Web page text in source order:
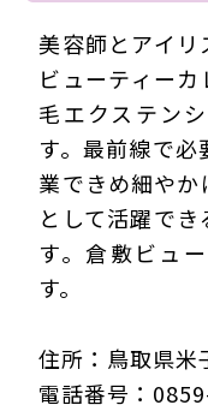
美容師とアイ
ビューティー
毛エクステン
す。最前線で
業できめ細や
として活躍で
す。倉敷ビュ
す。
住所：鳥取県米
電話番号：